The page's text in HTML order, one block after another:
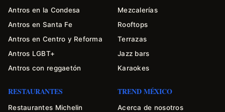
Antros en la Condesa
Antros en Santa Fe
Antros en Centro y Reforma
Antros LGBT+
Antros con reggaetón
Mezcalerías
Rooftops
Terrazas
Jazz bars
Karaokes
RESTAURANTES
Restaurantes Michelin
TREND MÉXICO
Acerca de nosotros